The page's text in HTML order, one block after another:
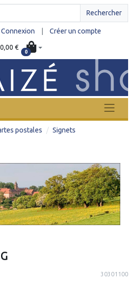
Rechercher
Connexion Créer un compte
0,00 €
0
postales
Signets
30301100